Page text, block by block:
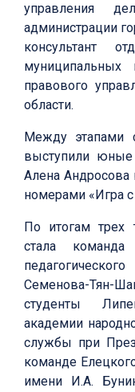
управления
администрации
консультант
муниципальных
правового
области.
Между этапами
выступили юные
Алена Андросова
номерами «Игра
По итогам трех
стала команда
Семенова-Тян-
студенты
академии
службы при
команде
имени И.А.